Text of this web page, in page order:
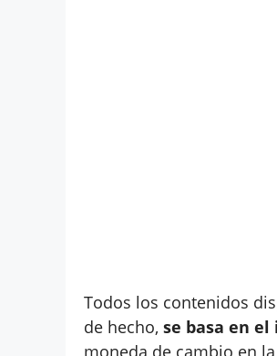
Todos los contenidos
de hecho, se basa en
moneda de cambio en